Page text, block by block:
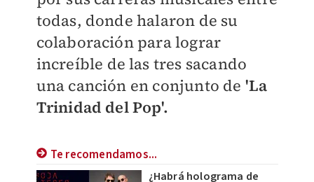
todas, donde halaron de su
colaboración para lograr
increíble de las tres sacando
una canción en conjunto de 'La
Trinidad del Pop'.
Te recomendamos...
¿Habrá holograma de